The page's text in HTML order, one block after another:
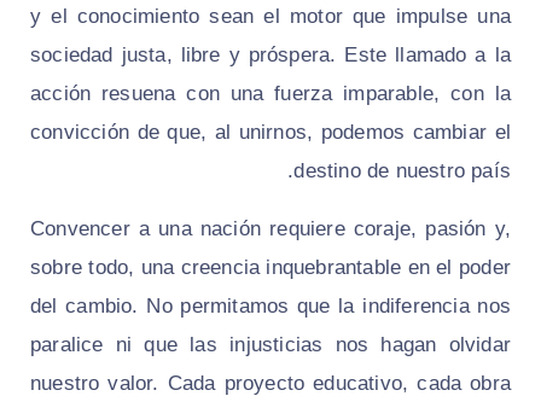
y el conocimiento sean el motor que impulse una
sociedad justa, libre y próspera. Este llamado a la
acción resuena con una fuerza imparable, con la
convicción de que, al unirnos, podemos cambiar el
destino de nuestro país.
Convencer a una nación requiere coraje, pasión y,
sobre todo, una creencia inquebrantable en el poder
del cambio. No permitamos que la indiferencia nos
paralice ni que las injusticias nos hagan olvidar
nuestro valor. Cada proyecto educativo, cada obra